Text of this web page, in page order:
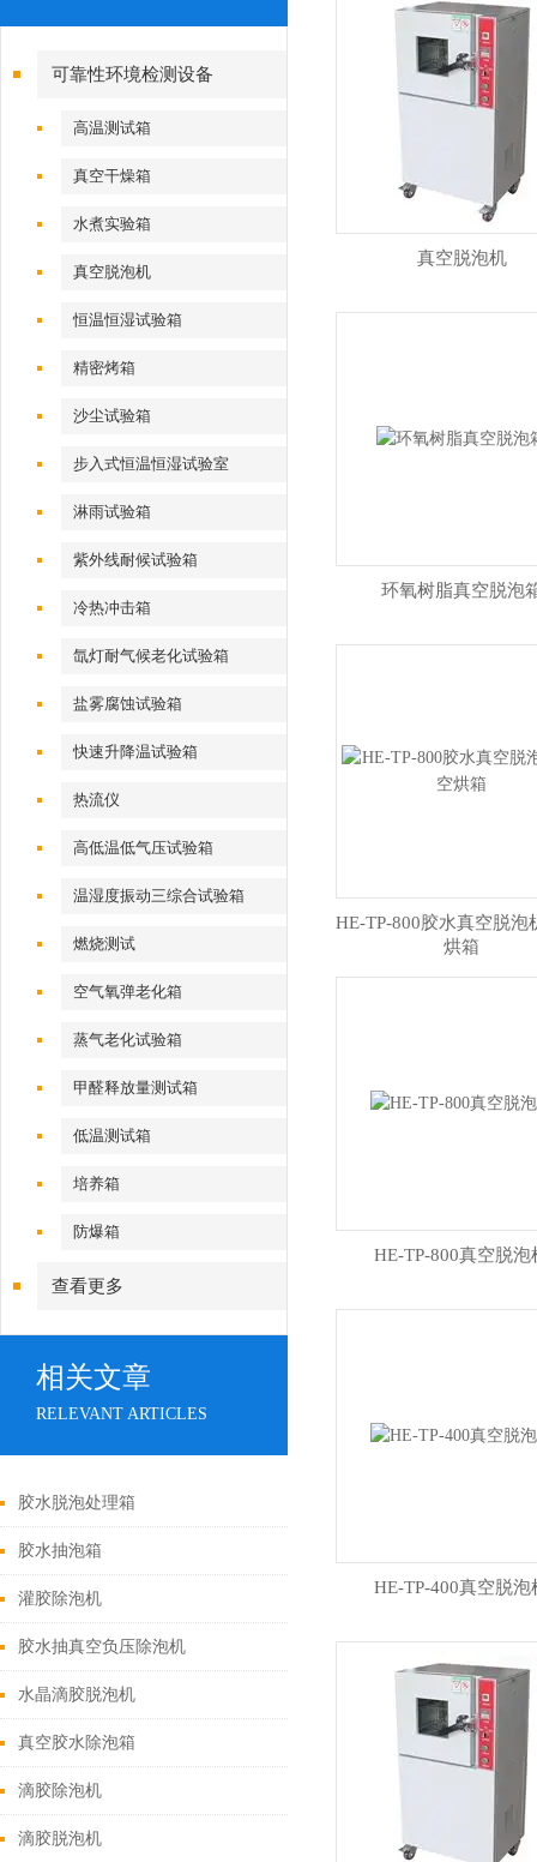
可靠性环境检测设备
高温测试箱
真空干燥箱
水煮实验箱
真空脱泡机
恒温恒湿试验箱
精密烤箱
沙尘试验箱
步入式恒温恒湿试验室
淋雨试验箱
紫外线耐候试验箱
冷热冲击箱
氙灯耐气候老化试验箱
盐雾腐蚀试验箱
快速升降温试验箱
热流仪
高低温低气压试验箱
温湿度振动三综合试验箱
燃烧测试
空气氧弹老化箱
蒸气老化试验箱
甲醛释放量测试箱
低温测试箱
培养箱
防爆箱
查看更多
相关文章
RELEVANT ARTICLES
胶水脱泡处理箱
胶水抽泡箱
灌胶除泡机
胶水抽真空负压除泡机
水晶滴胶脱泡机
真空胶水除泡箱
滴胶除泡机
滴胶脱泡机
真空脱泡机
环氧树脂真空脱泡
HE-TP-800胶水真空脱泡
烘箱
HE-TP-800真空脱泡
HE-TP-400真空脱泡